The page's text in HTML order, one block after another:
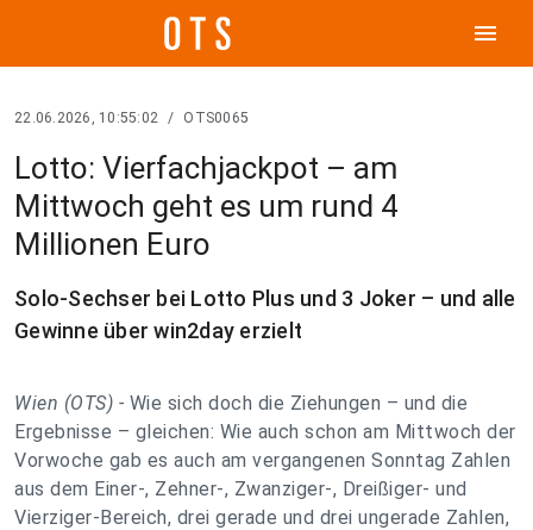
menu
22.06.2026, 10:55:02 / OTS0065
Lotto: Vierfachjackpot – am
Mittwoch geht es um rund 4
Millionen Euro
Solo-Sechser bei Lotto Plus und 3 Joker – und alle
Gewinne über win2day erzielt
Wien (OTS) - Wie sich doch die Ziehungen – und die
Ergebnisse – gleichen: Wie auch schon am Mittwoch der
Vorwoche gab es auch am vergangenen Sonntag Zahlen
aus dem Einer-, Zehner-, Zwanziger-, Dreißiger- und
Vierziger-Bereich, drei gerade und drei ungerade Zahlen,